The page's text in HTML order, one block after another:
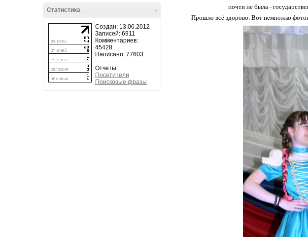
-
Статистика
Создан: 13.06.2012
Записей: 6911
Комментариев:
45428
Написано: 77603
Отчеты:
Посетители
Поисковые фразы
почти не была -
Прошло всё здорово. Вот немножко